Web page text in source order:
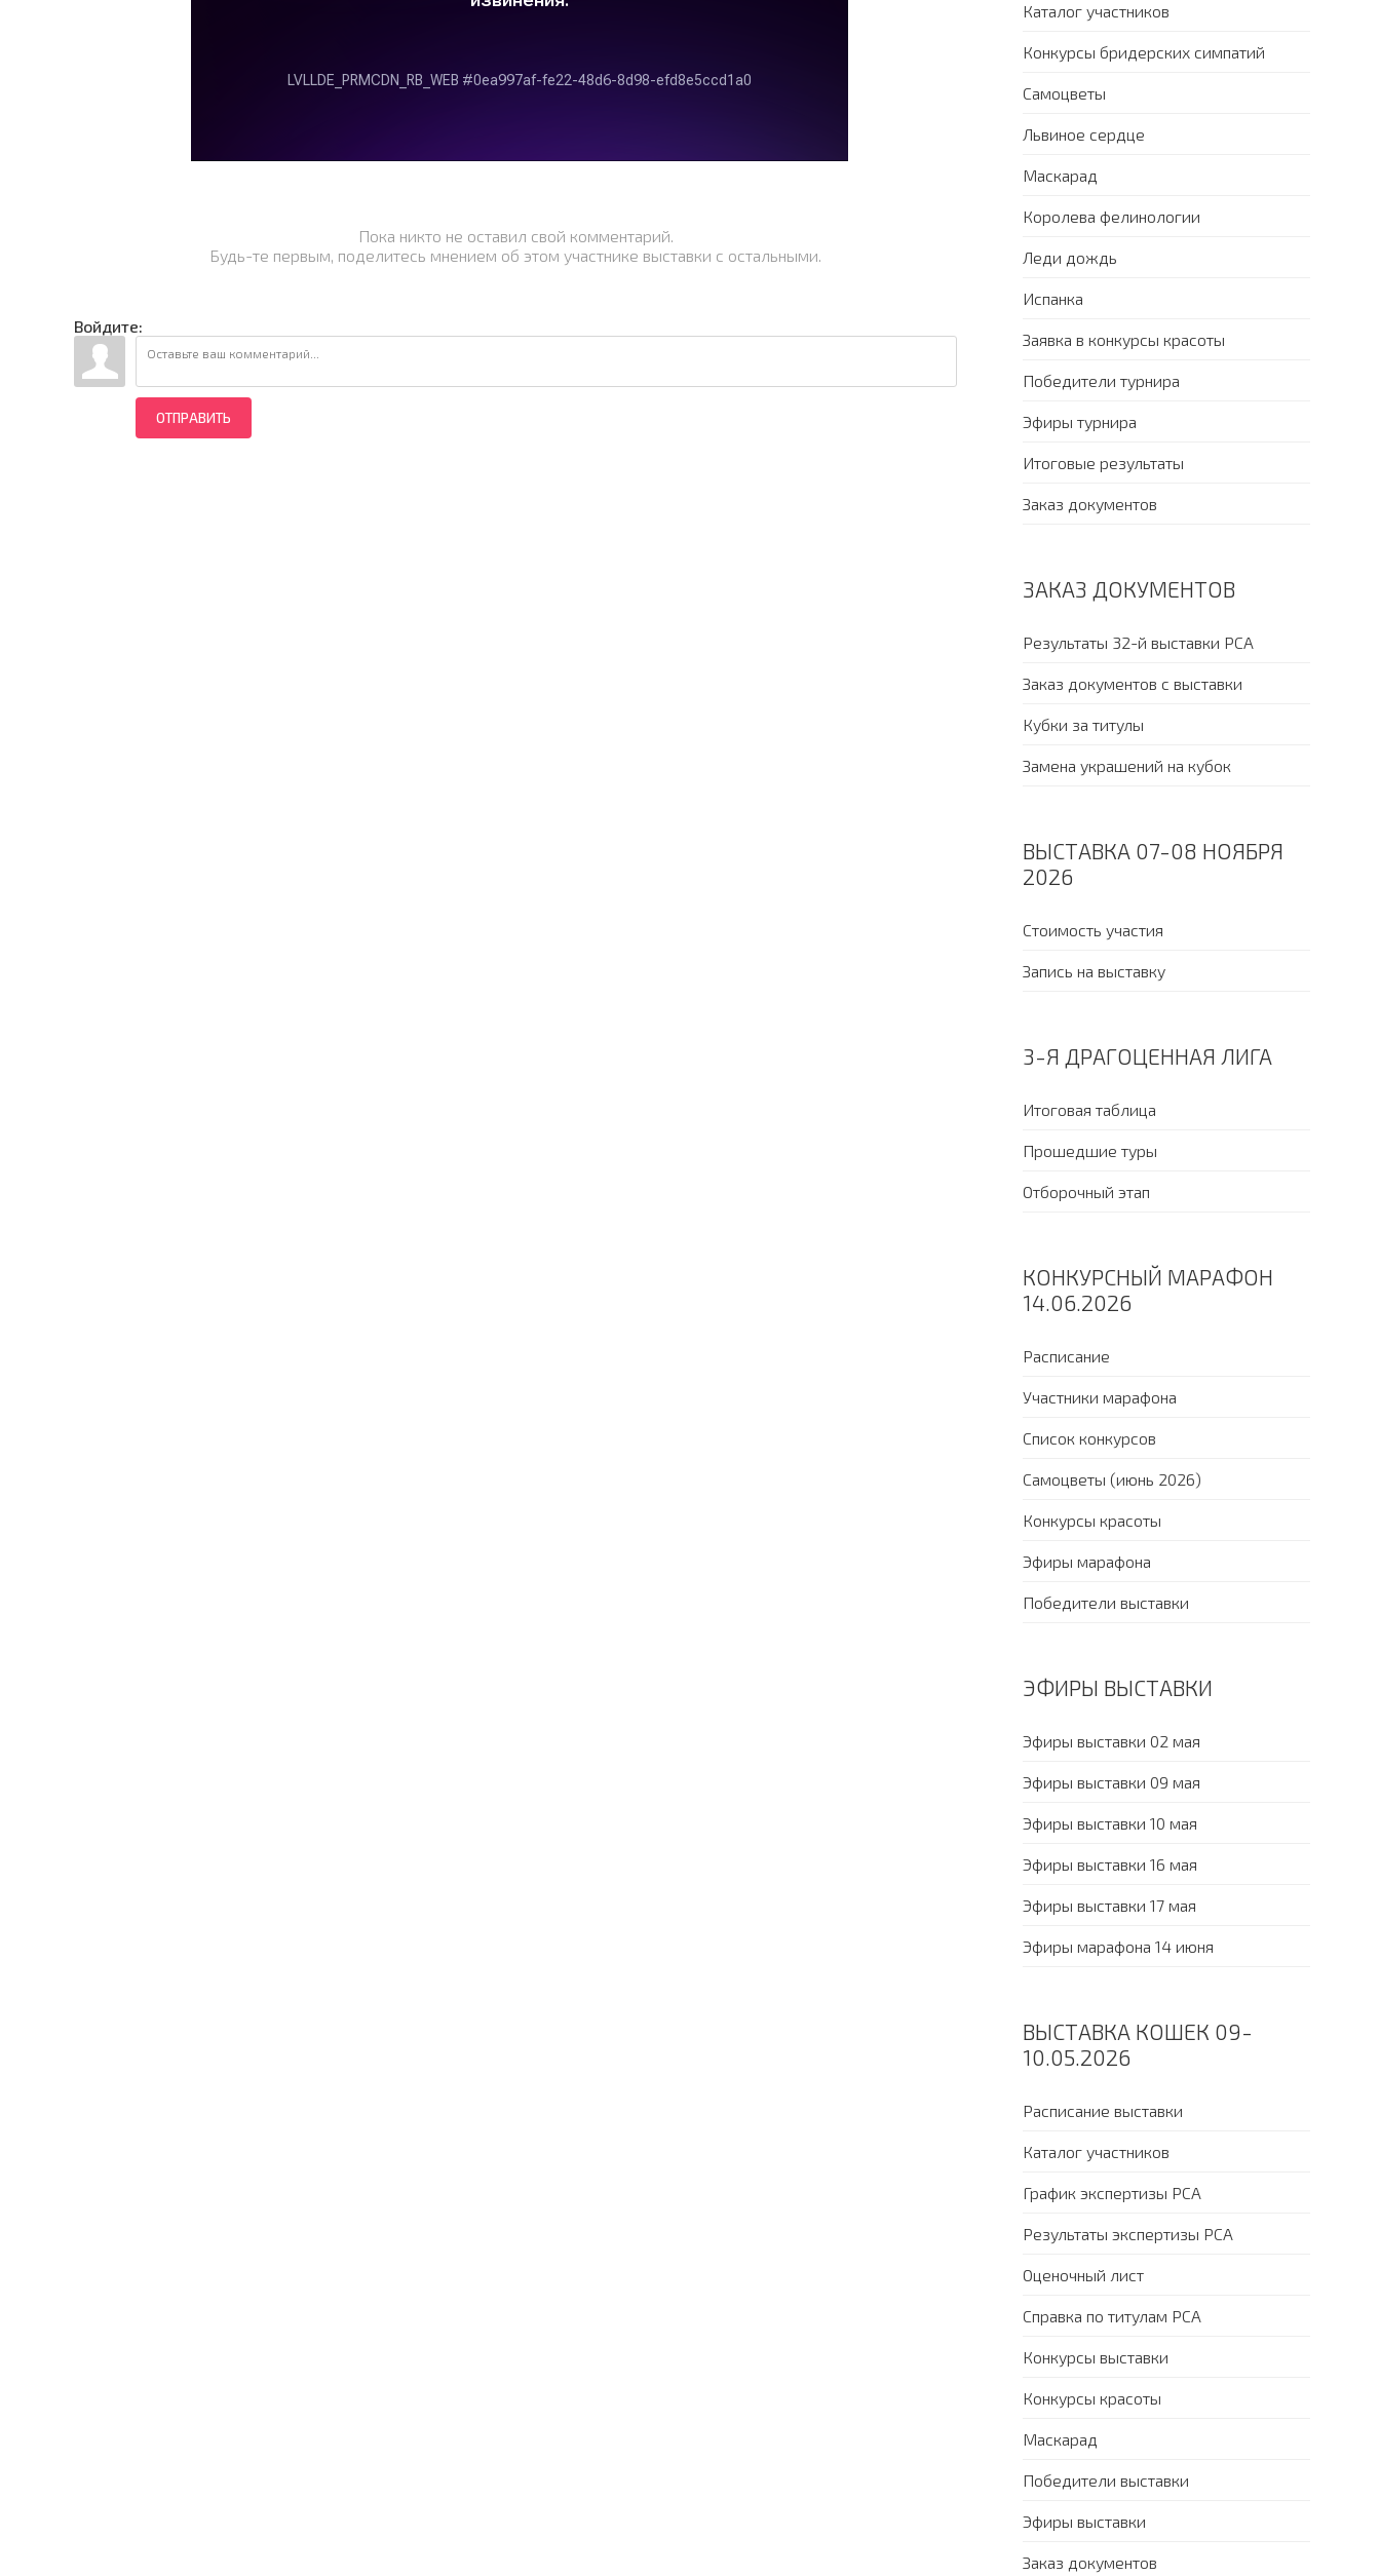
Пока никто не оставил свой комментарий.
Будь-те первым, поделитесь мнением об этом участнике выставки с остальными.
Войдите:
ОТПРАВИТЬ
Каталог участников
Конкурсы бридерских симпатий
Самоцветы
Львиное сердце
Маскарад
Королева фелинологии
Леди дождь
Испанка
Заявка в конкурсы красоты
Победители турнира
Эфиры турнира
Итоговые результаты
Заказ документов
ЗАКАЗ ДОКУМЕНТОВ
Результаты 32-й выставки PCA
Заказ документов с выставки
Кубки за титулы
Замена украшений на кубок
ВЫСТАВКА 07-08 НОЯБРЯ
2026
Стоимость участия
Запись на выставку
3-Я ДРАГОЦЕННАЯ ЛИГА
Итоговая таблица
Прошедшие туры
Отборочный этап
КОНКУРСНЫЙ МАРАФОН
14.06.2026
Расписание
Участники марафона
Список конкурсов
Самоцветы (июнь 2026)
Конкурсы красоты
Эфиры марафона
Победители выставки
ЭФИРЫ ВЫСТАВКИ
Эфиры выставки 02 мая
Эфиры выставки 09 мая
Эфиры выставки 10 мая
Эфиры выставки 16 мая
Эфиры выставки 17 мая
Эфиры марафона 14 июня
ВЫСТАВКА КОШЕК 09-
10.05.2026
Расписание выставки
Каталог участников
График экспертизы PCA
Результаты экспертизы PCA
Оценочный лист
Справка по титулам PCA
Конкурсы выставки
Конкурсы красоты
Маскарад
Победители выставки
Эфиры выставки
Заказ документов